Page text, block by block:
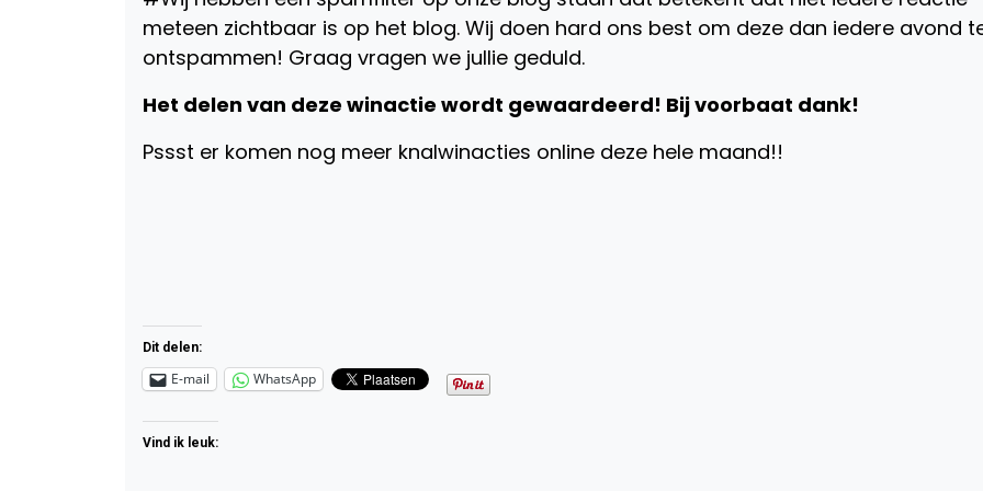
meteen zichtbaar is op het blog. Wij doen hard ons best om deze dan iedere avond
ontspammen! Graag vragen we jullie geduld.
Het delen van deze winactie wordt gewaardeerd! Bij voorbaat dank!
Pssst er komen nog meer knalwinacties online deze hele maand!!
Dit delen:
E-mail WhatsApp
Vind ik leuk: